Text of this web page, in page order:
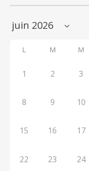
L M M
1 2 3
8 9 10
15 16 17
22 23 24